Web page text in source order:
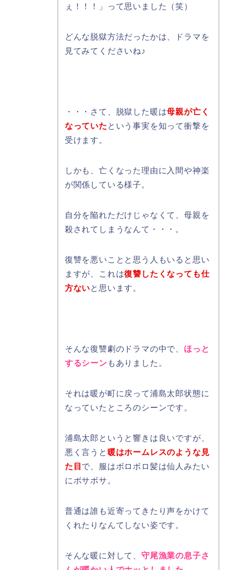
ぇ！！！」って思いました（笑）
どんな脱獄方法だったかは、ドラマを
見てみてくださいね♪
・・・さて、脱獄した暖は母親が亡く
なっていた という事実を知って衝撃を
受けます。
しかも、亡くなった理由に入間や神楽
が関係している様子。
自分を陥れただけじゃなくて、母親を
殺されてしまうなんて・・・。
復讐を悪いことと思う人もいると思い
ますが、これは復讐したくなっても仕
方ないと思います。
そんな復讐劇のドラマの中で、 ほっと
するシーン もありました。
それは暖が町に戻って浦島太郎状態に
なっていたところのシーンです。
浦島太郎というと響きは良いですが、
悪く言うと 暖はホームレスのような見
た目 で、服はボロボロ髪は仙人みたい
にボサボサ。
普通は誰も近寄ってきたり声をかけて
くれたりなんてしない姿です。
そんな暖に対して、 守尾漁業の息子さ